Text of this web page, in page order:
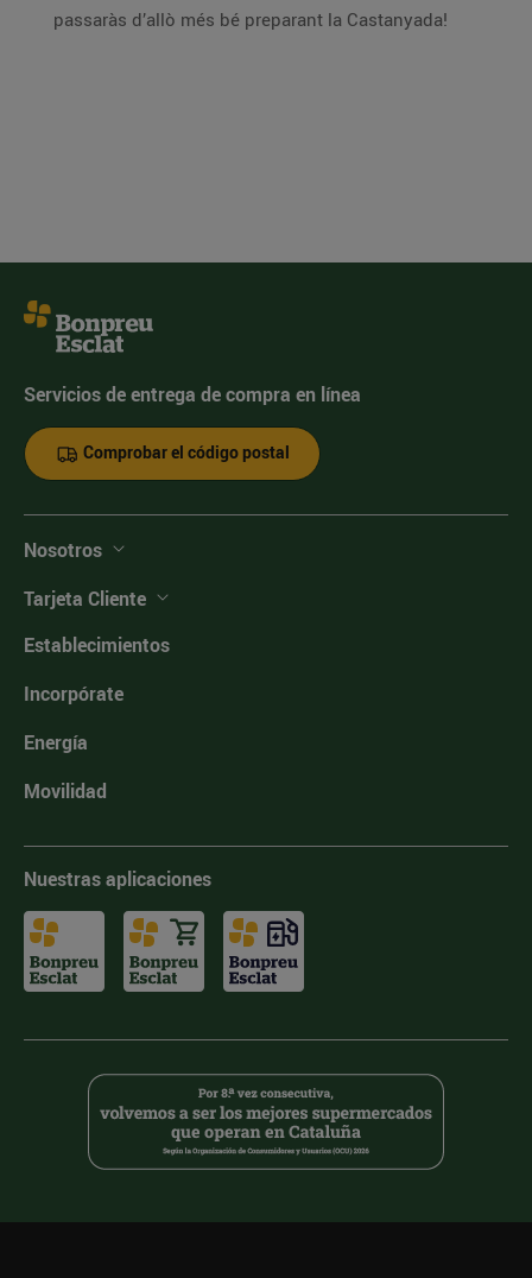
passaràs d’allò més bé preparant la Castanyada!
Servicios de entrega de compra en línea
Comprobar el código postal
Nosotros
Tarjeta Cliente
Establecimientos
Incorpórate
Energía
Movilidad
Nuestras aplicaciones